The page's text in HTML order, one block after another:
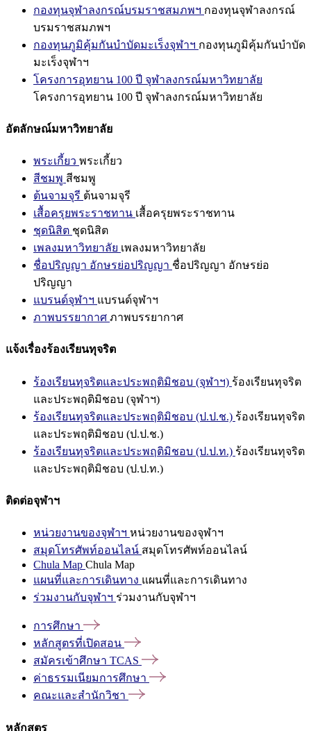
กองทุนจุฬาลงกรณ์บรมราชสมภพฯ กองทุนจุฬาลงกรณ์
บรมราชสมภพฯ
กองทุนภูมิคุ้มกันบำบัดมะเร็งจุฬาฯ กองทุนภูมิคุ้มกันบำบัด
มะเร็งจุฬาฯ
โครงการอุทยาน 100 ปี จุฬาลงกรณ์มหาวิทยาลัย
โครงการอุทยาน 100 ปี จุฬาลงกรณ์มหาวิทยาลัย
อัตลักษณ์มหาวิทยาลัย
พระเกี้ยว พระเกี้ยว
สีชมพู สีชมพู
ต้นจามจุรี ต้นจามจุรี
เสื้อครุยพระราชทาน เสื้อครุยพระราชทาน
ชุดนิสิต ชุดนิสิต
เพลงมหาวิทยาลัย เพลงมหาวิทยาลัย
ชื่อปริญญา อักษรย่อปริญญา ชื่อปริญญา อักษรย่อ
ปริญญา
แบรนด์จุฬาฯ แบรนด์จุฬาฯ
ภาพบรรยากาศ ภาพบรรยากาศ
แจ้งเรื่องร้องเรียนทุจริต
ร้องเรียนทุจริตและประพฤติมิชอบ (จุฬาฯ) ร้องเรียนทุจริต
และประพฤติมิชอบ (จุฬาฯ)
ร้องเรียนทุจริตและประพฤติมิชอบ (ป.ป.ช.) ร้องเรียนทุจริต
และประพฤติมิชอบ (ป.ป.ช.)
ร้องเรียนทุจริตและประพฤติมิชอบ (ป.ป.ท.) ร้องเรียนทุจริต
และประพฤติมิชอบ (ป.ป.ท.)
ติดต่อจุฬาฯ
หน่วยงานของจุฬาฯ หน่วยงานของจุฬาฯ
สมุดโทรศัพท์ออนไลน์ สมุดโทรศัพท์ออนไลน์
Chula Map Chula Map
แผนที่และการเดินทาง แผนที่และการเดินทาง
ร่วมงานกับจุฬาฯ ร่วมงานกับจุฬาฯ
การศึกษา
หลักสูตรที่เปิดสอน
สมัครเข้าศึกษา TCAS
ค่าธรรมเนียมการศึกษา
คณะและสำนักวิชา
หลักสูตร